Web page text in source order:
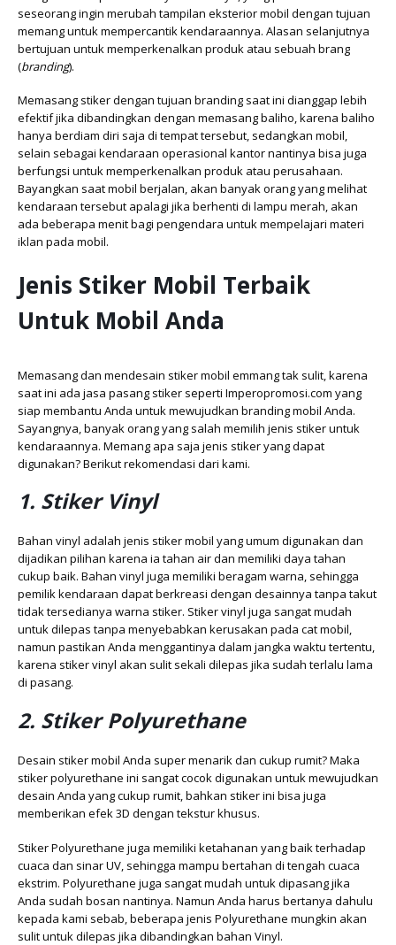
seseorang ingin merubah tampilan eksterior mobil dengan tujuan
memang untuk mempercantik kendaraannya. Alasan selanjutnya
bertujuan untuk memperkenalkan produk atau sebuah brang
(branding).
Memasang stiker dengan tujuan branding saat ini dianggap lebih
efektif jika dibandingkan dengan memasang baliho, karena baliho
hanya berdiam diri saja di tempat tersebut, sedangkan mobil,
selain sebagai kendaraan operasional kantor nantinya bisa juga
berfungsi untuk memperkenalkan produk atau perusahaan.
Bayangkan saat mobil berjalan, akan banyak orang yang melihat
kendaraan tersebut apalagi jika berhenti di lampu merah, akan
ada beberapa menit bagi pengendara untuk mempelajari materi
iklan pada mobil.
Jenis Stiker Mobil Terbaik
Untuk Mobil Anda
Memasang dan mendesain stiker mobil emmang tak sulit, karena
saat ini ada jasa pasang stiker seperti Imperopromosi.com yang
siap membantu Anda untuk mewujudkan branding mobil Anda.
Sayangnya, banyak orang yang salah memilih jenis stiker untuk
kendaraannya. Memang apa saja jenis stiker yang dapat
digunakan? Berikut rekomendasi dari kami.
1. Stiker Vinyl
Bahan vinyl adalah jenis stiker mobil yang umum digunakan dan
dijadikan pilihan karena ia tahan air dan memiliki daya tahan
cukup baik. Bahan vinyl juga memiliki beragam warna, sehingga
pemilik kendaraan dapat berkreasi dengan desainnya tanpa takut
tidak tersedianya warna stiker. Stiker vinyl juga sangat mudah
untuk dilepas tanpa menyebabkan kerusakan pada cat mobil,
namun pastikan Anda menggantinya dalam jangka waktu tertentu,
karena stiker vinyl akan sulit sekali dilepas jika sudah terlalu lama
di pasang.
2. Stiker Polyurethane
Desain stiker mobil Anda super menarik dan cukup rumit? Maka
stiker polyurethane ini sangat cocok digunakan untuk mewujudkan
desain Anda yang cukup rumit, bahkan stiker ini bisa juga
memberikan efek 3D dengan tekstur khusus.
Stiker Polyurethane juga memiliki ketahanan yang baik terhadap
cuaca dan sinar UV, sehingga mampu bertahan di tengah cuaca
ekstrim. Polyurethane juga sangat mudah untuk dipasang jika
Anda sudah bosan nantinya. Namun Anda harus bertanya dahulu
kepada kami sebab, beberapa jenis Polyurethane mungkin akan
sulit untuk dilepas jika dibandingkan bahan Vinyl.